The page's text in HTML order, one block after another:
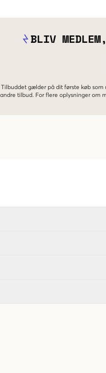
BLIV
Tilbuddet gælder på dit første køb
andre tilbud. For flere oplysninger om